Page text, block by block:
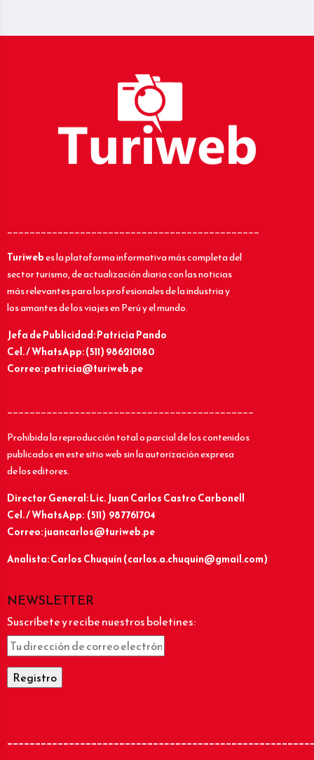
_____________________________________________
Turiwebes la plataforma informativa más completa del
sector turismo, de actualización diaria con las noticias
más relevantes para los profesionales de la industria y
los amantes de los viajes en Perú y el mundo.
Jefa de Publicidad: Patricia Pando
Cel. / WhatsApp: (511) 986210180
Correo: patricia@turiweb.pe
____________________________________________
Prohibida la reproducción total o parcial de los contenidos
publicados en este sitio web sin la autorización expresa
de los editores.
Director General: Lic.Juan Carlos Castro Carbonell
Cel. / WhatsApp: (511) 987761704
Correo: juancarlos@turiweb.pe
Analista: Carlos Chuquín (carlos.a.chuquin@gmail.com)
NEWSLETTER
Suscríbete y recibe nuestros boletines: